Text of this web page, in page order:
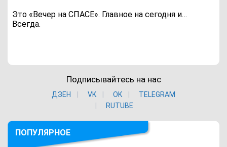
Это «Вечер на СПАСЕ». Главное на сегодня и…
Всегда.
Подписывайтесь на нас
ДЗЕН VK ОK
TELEGRAM
RUTUBE
ПОПУЛЯРНОЕ